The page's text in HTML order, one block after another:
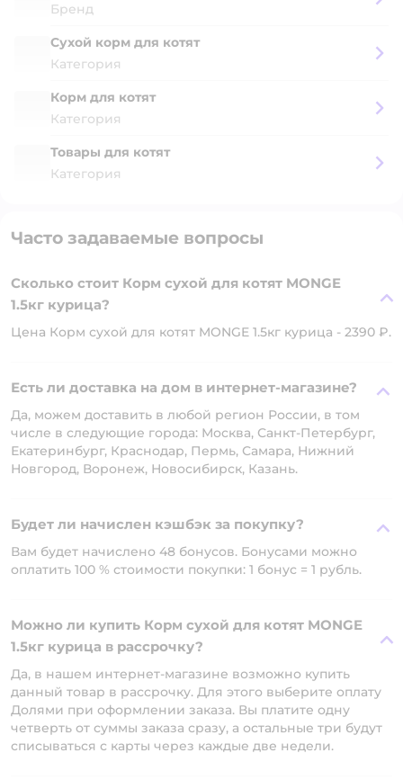
Бренд
Сухой корм для котят
Категория
Корм для котят
Категория
Товары для котят
Категория
Часто задаваемые вопросы
Сколько стоит Корм сухой для котят MONGE
1.5кг курица?
Цена Корм сухой для котят MONGE 1.5кг курица - 2390 ₽.
Есть ли доставка на дом в интернет-магазине?
Да, можем доставить в любой регион России, в том
числе в следующие города: Москва, Санкт-Петербург,
Екатеринбург, Краснодар, Пермь, Самара, Нижний
Новгород, Воронеж, Новосибирск, Казань.
Будет ли начислен кэшбэк за покупку?
Вам будет начислено 48 бонусов. Бонусами можно
оплатить 100 % стоимости покупки: 1 бонус = 1 рубль.
Можно ли купить Корм сухой для котят MONGE
1.5кг курица в рассрочку?
Да, в нашем интернет-магазине возможно купить
данный товар в рассрочку. Для этого выберите оплату
Долями при оформлении заказа. Вы платите одну
четверть от суммы заказа сразу, а остальные три будут
списываться с карты через каждые две недели.